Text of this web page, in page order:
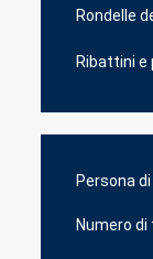
Rondelle
Ribattini e
Persona
Numero